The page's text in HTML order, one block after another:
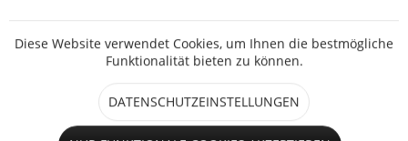
Merken Bewerten
922056
Diese Website verwendet Cookies, um Ihnen die bestmögliche
Funktionalität bieten zu können.
DATENSCHUTZEINSTELLUNGEN